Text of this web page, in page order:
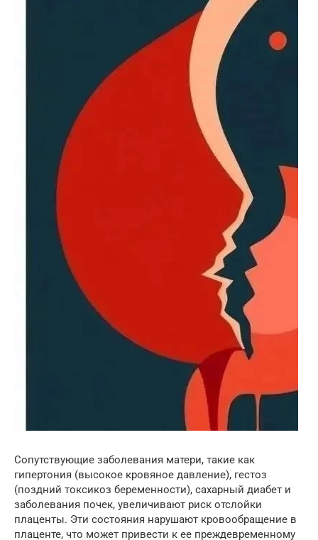
Сопутствующие заболевания матери, такие как
гипертония (высокое кровяное давление), гестоз
(поздний токсикоз беременности), сахарный диабет и
заболевания почек, увеличивают риск отслойки
плаценты. Эти состояния нарушают кровообращение в
плаценте, что может привести к ее преждевременному